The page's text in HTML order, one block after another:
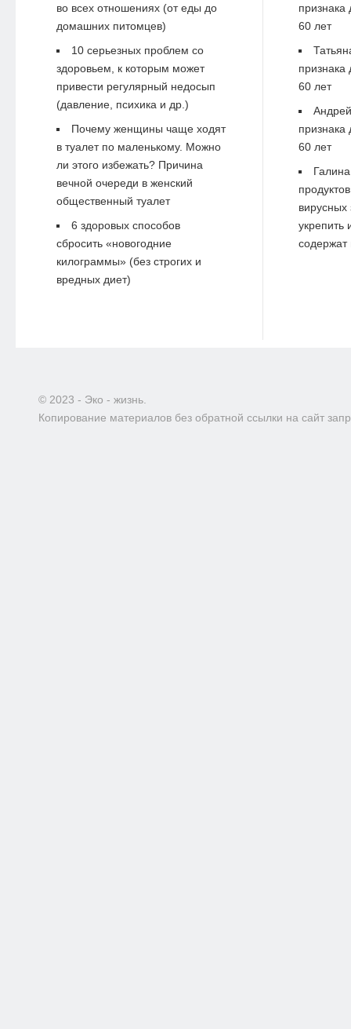
во всех отношениях (от еды до
домашних питомцев)
10 серьезных проблем со
здоровьем, к которым может
привести регулярный недосып
(давление, психика и др.)
Почему женщины чаще ходят
в туалет по маленькому. Можно
ли этого избежать? Причина
вечной очереди в женский
общественный туалет
6 здоровых способов
сбросить «новогодние
килограммы» (без строгих и
вредных диет)
60 лет
60 лет
Андрей
60 лет
Галина
вирусных
укрепить
содержат
© 2023 - Эко - жизнь.
Копирование материалов без обратной ссылки на сайт